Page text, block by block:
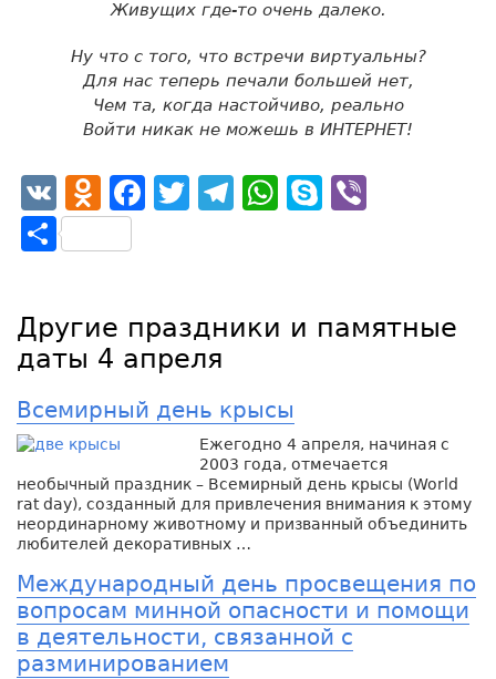
Живущих где-то очень далеко.
Ну что с того, что встречи виртуальны?
Для нас теперь печали большей нет,
Чем та, когда настойчиво, реально
Войти никак не можешь в ИНТЕРНЕТ!
VK Odnoklassniki
Facebook
Twitter
Telegram
WhatsApp
Skype
Отправить
Другие праздники и памятные
даты 4 апреля
Всемирный день крысы
Ежегодно 4 апреля, начиная с
2003 года, отмечается
необычный праздник – Всемирный день крысы (World
rat day), созданный для привлечения внимания к этому
неординарному животному и призванный объединить
любителей декоративных …
Международный день просвещения по
вопросам минной опасности и помощи
в деятельности, связанной с
разминированием